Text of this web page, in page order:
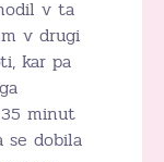
v ta
v drugi
kar pa
minut
se dobila